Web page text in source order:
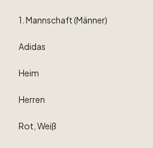
1. Mannschaft(Männer)
Adidas
Heim
Herren
Rot, Weiß